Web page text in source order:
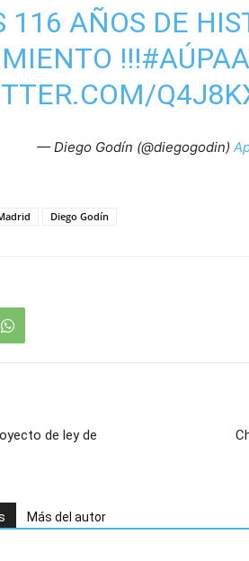
116 AÑOS DE
!!!
— Diego Godín (@diegogodin)
Diego Godín
de ley de
Más del autor